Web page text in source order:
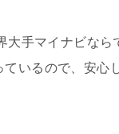
大手マイナビなら
いるので、安心